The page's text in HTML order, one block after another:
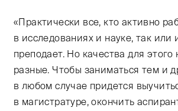
«Практически все, кто активно
в исследованиях и науке, так или
преподает. Но качества для этого
разные. Чтобы заниматься тем и
в любом случае придется
в магистратуре, окончить